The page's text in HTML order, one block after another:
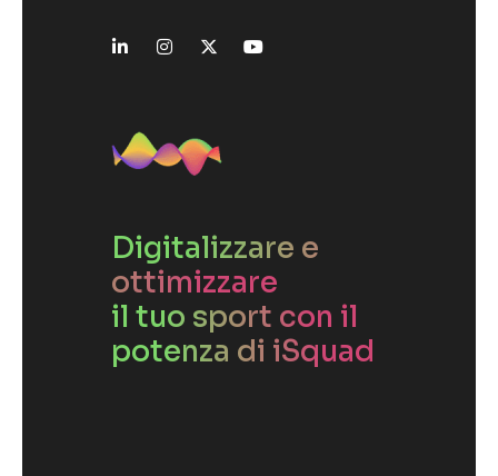
Digitalizzare e
ottimizzare
il tuo sport con il
potenza di iSquad